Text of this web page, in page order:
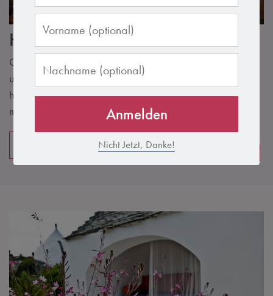
Hast du Kopfschmerzen?
Oft bekommen wir diese Frage gestellt, denn man kann es
uns förmlich ansehen und fühlen, wenn wir Kopfschmerzen
haben. Wir wirken abgestumpft, matt, unsere Augen sind
müde und der Schmerz wirkt sich auch auf unsere Laune aus.
Anmelden
Nicht Jetzt, Danke!